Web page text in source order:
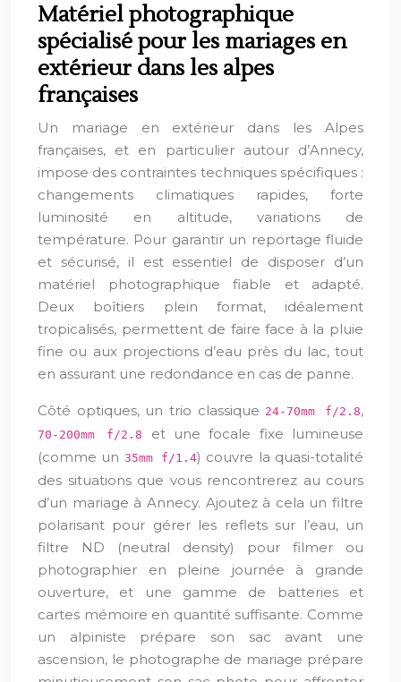
Matériel photographique
spécialisé pour les mariages en
extérieur dans les alpes
françaises
Un mariage en extérieur dans les Alpes
françaises, et en particulier autour d’Annecy,
impose des contraintes techniques spécifiques :
changements climatiques rapides, forte
luminosité en altitude, variations de
température. Pour garantir un reportage fluide
et sécurisé, il est essentiel de disposer d’un
matériel photographique fiable et adapté.
Deux boîtiers plein format, idéalement
tropicalisés, permettent de faire face à la pluie
fine ou aux projections d’eau près du lac, tout
en assurant une redondance en cas de panne.
Côté optiques, un trio classique 24-70mm f/2.8,
70-200mm f/2.8
et une focale fixe lumineuse
(comme un 35mm f/1.4) couvre la quasi-totalité
des situations que vous rencontrerez au cours
d’un mariage à Annecy. Ajoutez à cela un filtre
polarisant pour gérer les reflets sur l’eau, un
filtre ND (neutral density) pour filmer ou
photographier en pleine journée à grande
ouverture, et une gamme de batteries et
cartes mémoire en quantité suffisante. Comme
un alpiniste prépare son sac avant une
ascension, le photographe de mariage prépare